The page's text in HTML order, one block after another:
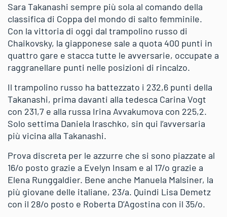
Sara Takanashi sempre più sola al comando della
classifica di Coppa del mondo di salto femminile.
Con la vittoria di oggi dal trampolino russo di
Chaikovsky, la giapponese sale a quota 400 punti in
quattro gare e stacca tutte le avversarie, occupate a
raggranellare punti nelle posizioni di rincalzo.
Il trampolino russo ha battezzato i 232,6 punti della
Takanashi, prima davanti alla tedesca Carina Vogt
con 231,7 e alla russa Irina Avvakumova con 225,2.
Solo settima Daniela Iraschko, sin qui l’avversaria
più vicina alla Takanashi.
Prova discreta per le azzurre che si sono piazzate al
16/o posto grazie a Evelyn Insam e al 17/o grazie a
Elena Runggaldier. Bene anche Manuela Malsiner, la
più giovane delle italiane, 23/a. Quindi Lisa Demetz
con il 28/o posto e Roberta D’Agostina con il 35/o.